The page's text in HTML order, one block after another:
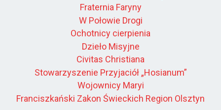
Fraternia Faryny
W Połowie Drogi
Ochotnicy cierpienia
Dzieło Misyjne
Civitas Christiana
Stowarzyszenie Przyjaciół „Hosianum”
Wojownicy Maryi
Franciszkański Zakon Świeckich Region Olsztyn